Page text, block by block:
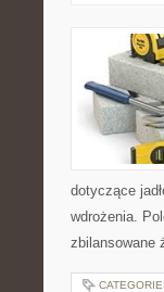
dotyczące
wdrożenia.
zbilansowane